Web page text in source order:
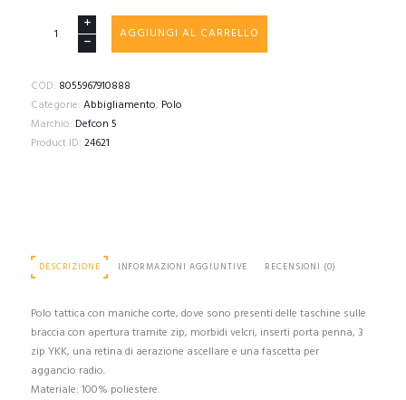
TATTICO
A
MANICHE
CORTE
AGGIUNGI AL CARRELLO
COD: 8055967910888
Categorie: Abbigliamento, Polo
Marchio: Defcon 5
Product ID: 24621
DESCRIZIONE INFORMAZIONI AGGIUNTIVE RECENSIONI (0)
Polo tattica con maniche corte, dove sono presenti delle taschine sulle
braccia con apertura tramite zip, morbidi velcri, inserti porta penna, 3
zip YKK, una retina di aerazione ascellare e una fascetta per
aggancio radio.
Materiale: 100% poliestere.